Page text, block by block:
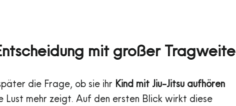
mit großer Tragweite
die Frage, ob sie ihr Kind mit Jiu-Jitsu aufhören
Lust mehr zeigt. Auf den ersten Blick wirkt diese